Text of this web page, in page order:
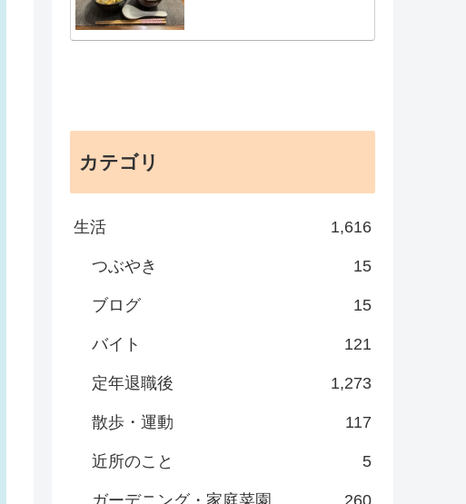
カテゴリ
生活 1,616
つぶやき 15
ブログ 15
バイト 121
定年退職後 1,273
散歩・運動 117
近所のこと 5
ガーデニング・家庭菜園 260